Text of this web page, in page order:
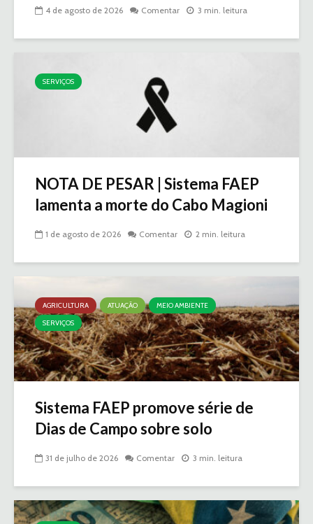
4 de agosto de 2026 Comentar 3 min. leitura
SERVIÇOS
NOTA DE PESAR | Sistema FAEP
lamenta a morte do Cabo Magioni
1 de agosto de 2026 Comentar 2 min. leitura
AGRICULTURA ATUAÇÃO
MEIO AMBIENTE
SERVIÇOS
Sistema FAEP promove série de
Dias de Campo sobre solo
31 de julho de 2026 Comentar 3 min. leitura